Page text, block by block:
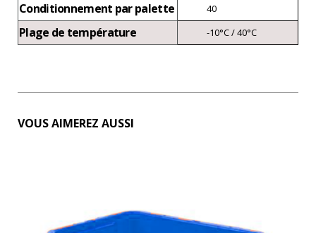
Conditionnement par palette 40
Plage de température -10°C / 40°C
VOUS AIMEREZ AUSSI